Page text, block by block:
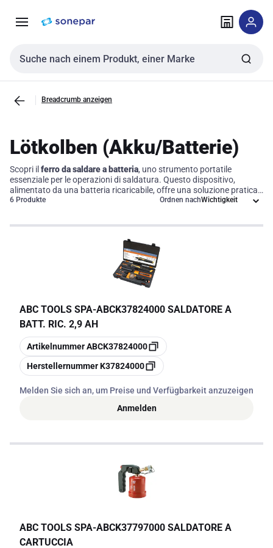
NavigationInhalt
Sucheingabe
Breadcrumb anzeigen
Lötkolben (Akku/Batterie)
Scopri il ferro da saldare a batteria, uno strumento portatile
essenziale per le operazioni di saldatura. Questo dispositivo,
alimentato da una batteria ricaricabile, offre una soluzione pratica
e flessibile per professionisti e aziende che necessitano di un'ottima
6 Produkte Ordnen nach
ABC TOOLS SPA-ABCK37824000 SALDATORE A
BATT. RIC. 2,9 AH
Kopieren
ArtikelnummerABCK37824000
Kopieren
HerstellernummerK37824000
Melden Sie sich an, um Preise und Verfügbarkeit anzuzeigen
Anmelden
ABC TOOLS SPA-ABCK37797000 SALDATORE A
CARTUCCIA